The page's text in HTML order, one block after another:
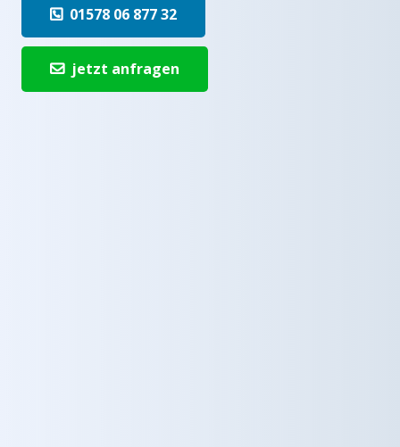
01578 06 877 32
jetzt anfragen